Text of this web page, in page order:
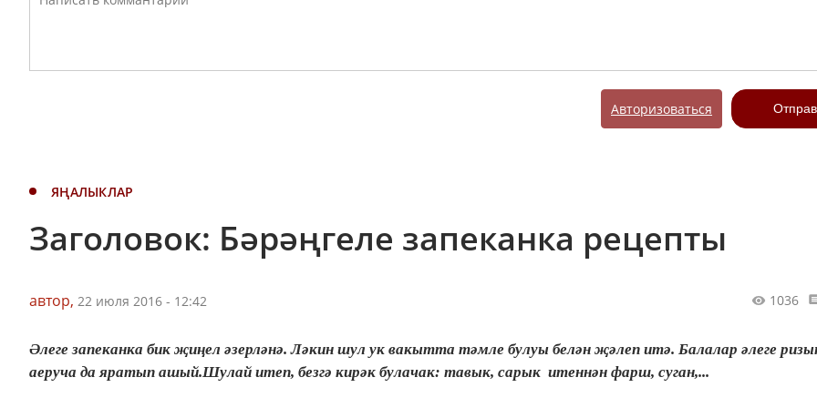
Авторизоваться
ЯҢАЛЫКЛАР
Заголовок: Бәрәңгеле запеканка рецепты
автор, 22 июля 2016 - 12:42 1036
Әлеге запеканка бик җиңел әзерләнә. Ләкин шул ук вакытта тәмле булуы белән җәлеп итә. Балалар әлеге
аеруча да яратып ашый.Шулай итеп, безгә кирәк булачак: тавык, сарык итеннән фарш, суган,...